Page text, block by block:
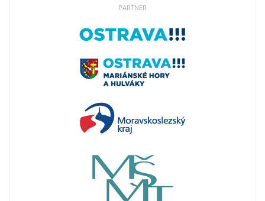
PARTNER